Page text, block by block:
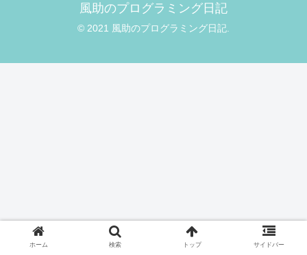
風助のプログラミング日記
© 2021 風助のプログラミング日記.
ホーム 検索 トップ サイドバー